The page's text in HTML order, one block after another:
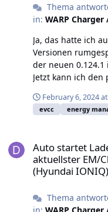
Thema
in: WARP
Ja, das hatte ich
Versionen
der neuen
Jetzt kann ich den
angezeigt. Interessant: Auch ich hatte eine min max
current Warnung
gestehen. Ps: Am eig. Problem ändert sich nichts, keine
einstelle, bzw.
February 6, 2024
evcc energy
Auto startet
aktuellster EM/
(Hyundai IONIQ)
Thema